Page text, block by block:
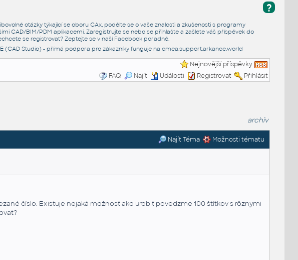
?
otázky týkající se oboru CAx, podělte se o vaše znalosti a zkušenosti s programy
CAD/BIM/PDM aplikacemi. Zaregistrujte se nebo se přihlašte a zašlete váš příspěvek do
se registrovat? Zeptejte se v naší Facebook poradně.
(CAD Studio) - přímá podpora pro zákazníky funguje na emea.support.arkance.world
Nejnovější příspěvky
FAQ
Najít Události Registrovat Přihlásit
archiv
Najít Téma Možnosti tématu
číslo. Existuje nejaká možnosť ako urobiť povedzme 100 štítkov s rôznymi